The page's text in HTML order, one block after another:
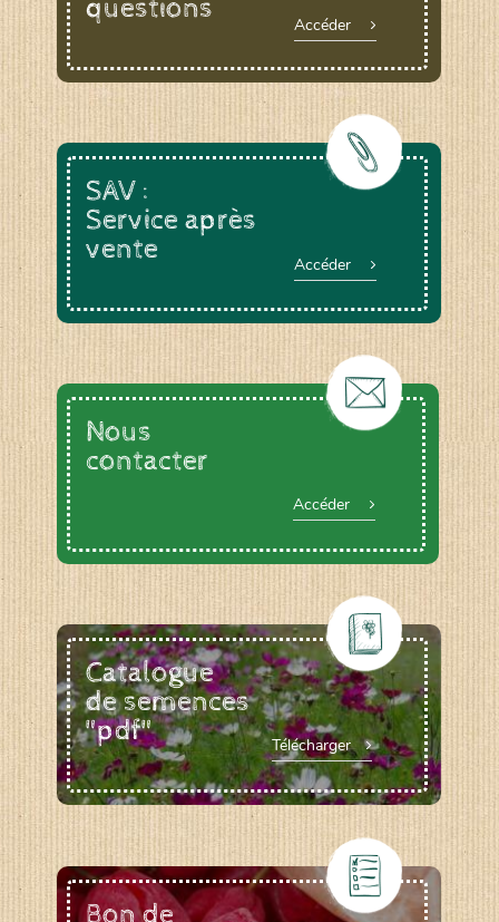
questions Accéder
SAV :
Service après
vente
Accéder
Nous
contacter
Accéder
Catalogue
de semences
"pdf"
Télécharger
Bon de